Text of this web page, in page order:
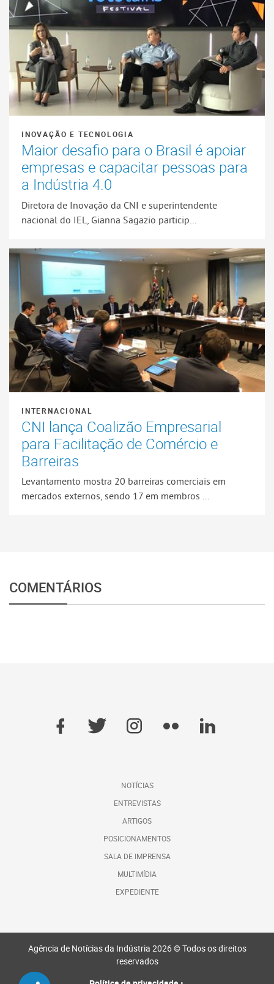
INOVAÇÃO E TECNOLOGIA
Maior desafio para o Brasil é apoiar
empresas e capacitar pessoas para
a Indústria 4.0
Diretora de Inovação da CNI e superintendente
nacional do IEL, Gianna Sagazio particip...
INTERNACIONAL
CNI lança Coalizão Empresarial
para Facilitação de Comércio e
Barreiras
Levantamento mostra 20 barreiras comerciais em
mercados externos, sendo 17 em membros ...
COMENTÁRIOS
NOTÍCIAS
ENTREVISTAS
ARTIGOS
POSICIONAMENTOS
SALA DE IMPRENSA
MULTIMÍDIA
EXPEDIENTE
Agência de Notícias da Indústria 2026 © Todos os direitos
reservados